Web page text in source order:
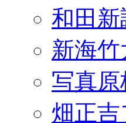
和田
新海
写真
畑正